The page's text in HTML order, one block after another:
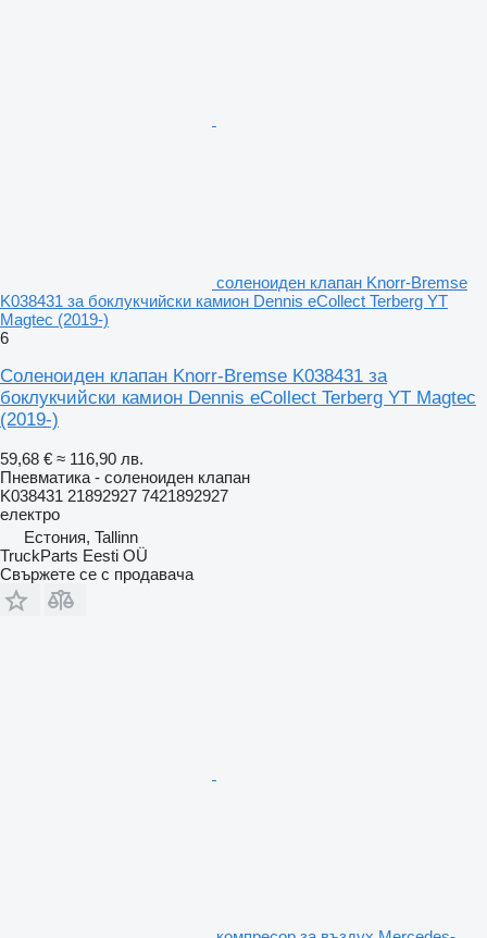
соленоиден клапан Knorr-Bremse
K038431 за боклукчийски камион Dennis eCollect Terberg YT
Magtec (2019-)
6
Соленоиден клапан Knorr-Bremse K038431 за
боклукчийски камион Dennis eCollect Terberg YT Magtec
(2019-)
59,68 € ≈ 116,90 лв.
Пневматика - соленоиден клапан
K038431 21892927 7421892927
електро
Естония, Tallinn
TruckParts Eesti OÜ
Свържете се с продавача